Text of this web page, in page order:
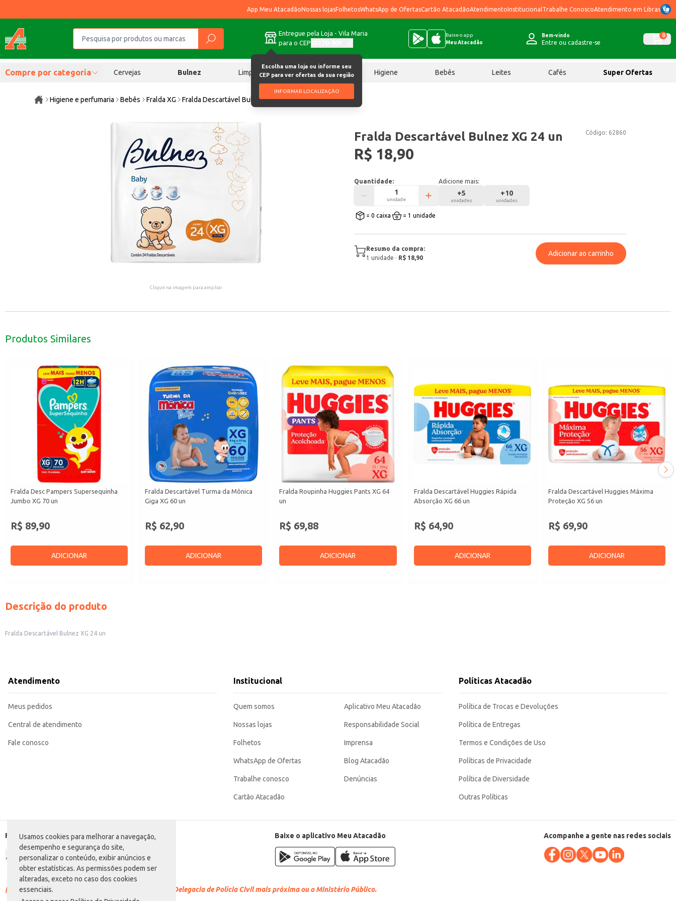
Usamos cookies para melhorar a navegação,
desempenho e segurança do site,
personalizar o conteúdo, exibir anúncios e
obter estatísticas. As permissões podem ser
alteradas, exceto no caso dos cookies
essenciais.
App Meu AtacadãoNossas lojasFolhetosWhatsApp de OfertasCartão AtacadãoAtendimentoInstitucional Trabalhe ConoscoAtendimento em Libras
Entregue pela Loja - Vila Maria
para o CEP
Escolha uma loja ou informe seu
CEP para ver ofertas da sua região
INFORMAR LOCALIZAÇÃO
Baixe o app
Meu Atacadão
Bem-vindo
Entre ou cadastre-se
0
Compre por categoria Cervejas Bulnez Limpeza Chocolates Higiene Bebês Leites Cafés Super Ofertas
Higiene e perfumaria Bebês Fralda XG Fralda Descartável Bulnez XG 24 un
Clique na imagem para ampliar.
Código: 62860
Fralda Descartável Bulnez XG 24 un
R$ 18,90
Quantidade:
unidade
Adicione mais:
+5
unidades
+10
unidades
= 0 caixa = 1 unidade
Resumo da compra:
1 unidade · R$ 18,90
Adicionar ao carrinho
Produtos Similares
Fralda Desc Pampers Supersequinha
Jumbo XG 70 un
R$ 89,90
ADICIONAR
Fralda Descartável Turma da Mônica
Giga XG 60 un
R$ 62,90
ADICIONAR
Fralda Roupinha Huggies Pants XG 64
un
R$ 69,88
ADICIONAR
Fralda Descartável Huggies Rápida
Absorção XG 66 un
R$ 64,90
ADICIONAR
Fralda Descartável Huggies Máxima
Proteção XG 56 un
R$ 69,90
ADICIONAR
Descrição do produto
Fralda Descartável Bulnez XG 24 un
Atendimento
Meus pedidos
Central de atendimento
Fale conosco
Institucional
Quem somos
Nossas lojas
Folhetos
WhatsApp de Ofertas
Trabalhe conosco
Cartão Atacadão
Aplicativo Meu Atacadão
Responsabilidade Social
Imprensa
Blog Atacadão
Denúncias
Políticas Atacadão
Política de Trocas e Devoluções
Política de Entregas
Termos e Condições de Uso
Políticas de Privacidade
Política de Diversidade
Outras Políticas
Formas de pagamento Baixe o aplicativo Meu Atacadão Acompanhe a gente nas redes sociais
Racismo é crime. Denuncie. Disque 100 ou procure a Delegacia de Polícia Civil mais próxima ou o Ministério Público.